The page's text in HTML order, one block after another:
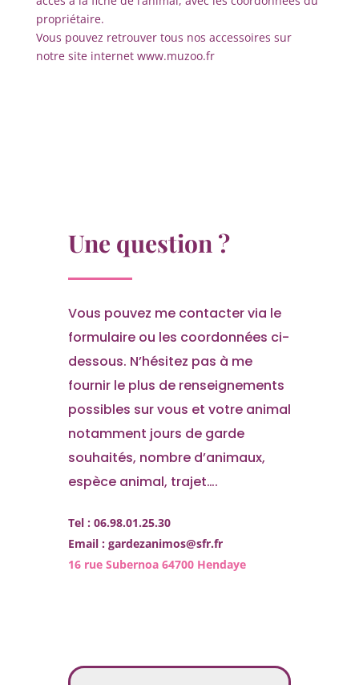
propriétaire.
Vous pouvez retrouver tous nos accessoires sur
notre site internet www.muzoo.fr
Une question ?
Vous pouvez me contacter via le
formulaire ou les coordonnées ci-
dessous. N’hésitez pas à me
fournir le plus de renseignements
possibles sur vous et votre animal
notamment jours de garde
souhaités, nombre d’animaux,
espèce animal, trajet….
Tel : 06.98.01.25.30
Email : gardezanimos@sfr.fr
16 rue Subernoa 64700 Hendaye